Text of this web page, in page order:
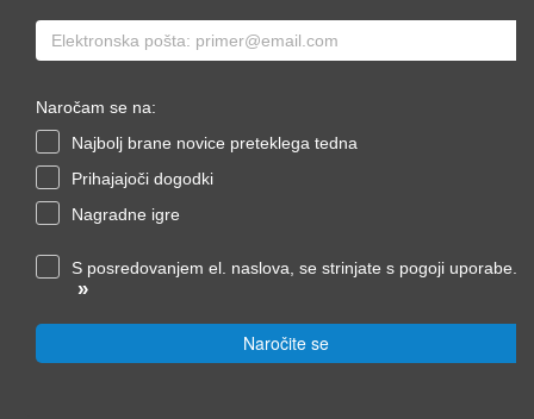
Naročam se na:
Najbolj brane novice preteklega tedna
Prihajajoči dogodki
Nagradne igre
S posredovanjem el. naslova, se strinjate s pogoji uporabe.
»
Naročite se